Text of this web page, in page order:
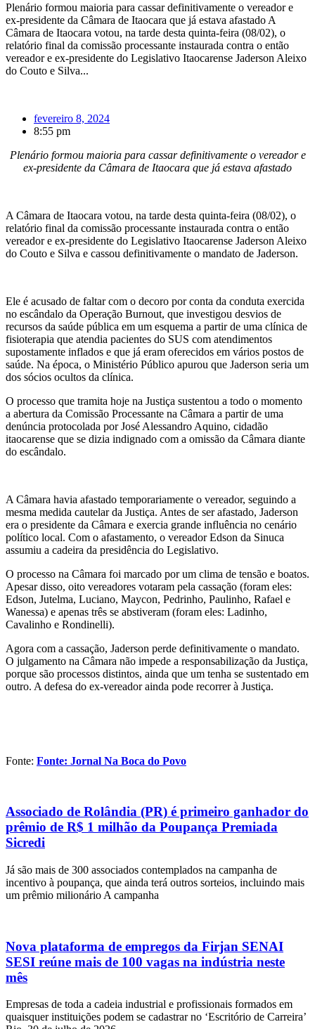
Plenário formou maioria para cassar definitivamente o vereador e
ex-presidente da Câmara de Itaocara que já estava afastado A
Câmara de Itaocara votou, na tarde desta quinta-feira (08/02), o
relatório final da comissão processante instaurada contra o então
vereador e ex-presidente do Legislativo Itaocarense Jaderson Aleixo
do Couto e Silva...
fevereiro 8, 2024
8:55 pm
Plenário formou maioria para cassar definitivamente o vereador e
ex-presidente da Câmara de Itaocara que já estava afastado
A Câmara de Itaocara votou, na tarde desta quinta-feira (08/02), o
relatório final da comissão processante instaurada contra o então
vereador e ex-presidente do Legislativo Itaocarense Jaderson Aleixo
do Couto e Silva e cassou definitivamente o mandato de Jaderson.
Ele é acusado de faltar com o decoro por conta da conduta exercida
no escândalo da Operação Burnout, que investigou desvios de
recursos da saúde pública em um esquema a partir de uma clínica de
fisioterapia que atendia pacientes do SUS com atendimentos
supostamente inflados e que já eram oferecidos em vários postos de
saúde. Na época, o Ministério Público apurou que Jaderson seria um
dos sócios ocultos da clínica.
O processo que tramita hoje na Justiça sustentou a todo o momento
a abertura da Comissão Processante na Câmara a partir de uma
denúncia protocolada por José Alessandro Aquino, cidadão
itaocarense que se dizia indignado com a omissão da Câmara diante
do escândalo.
A Câmara havia afastado temporariamente o vereador, seguindo a
mesma medida cautelar da Justiça. Antes de ser afastado, Jaderson
era o presidente da Câmara e exercia grande influência no cenário
político local. Com o afastamento, o vereador Edson da Sinuca
assumiu a cadeira da presidência do Legislativo.
O processo na Câmara foi marcado por um clima de tensão e boatos.
Apesar disso, oito vereadores votaram pela cassação (foram eles:
Edson, Jutelma, Luciano, Maycon, Pedrinho, Paulinho, Rafael e
Wanessa) e apenas três se abstiveram (foram eles: Ladinho,
Cavalinho e Rondinelli).
Agora com a cassação, Jaderson perde definitivamente o mandato.
O julgamento na Câmara não impede a responsabilização da Justiça,
porque são processos distintos, ainda que um tenha se sustentado em
outro. A defesa do ex-vereador ainda pode recorrer à Justiça.
Fonte: Fonte: Jornal Na Boca do Povo
Associado de Rolândia (PR) é primeiro ganhador do
prêmio de R$ 1 milhão da Poupança Premiada
Sicredi
Já são mais de 300 associados contemplados na campanha de
incentivo à poupança, que ainda terá outros sorteios, incluindo mais
um prêmio milionário A campanha
Nova plataforma de empregos da Firjan SENAI
SESI reúne mais de 100 vagas na indústria neste
mês
Empresas de toda a cadeia industrial e profissionais formados em
quaisquer instituições podem se cadastrar no ‘Escritório de Carreira’